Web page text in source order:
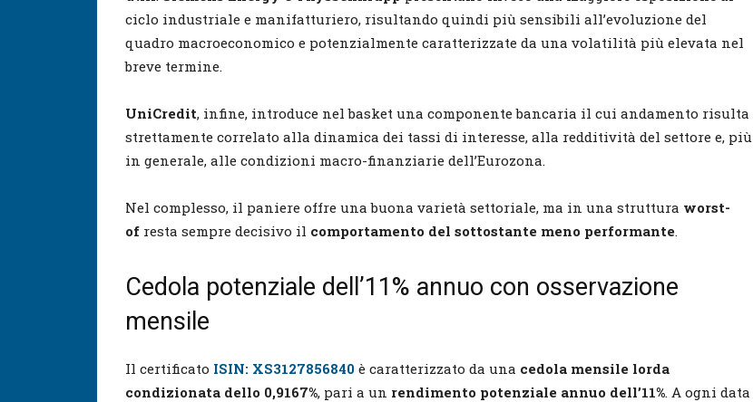
ciclo industriale e manifatturiero, risultando quindi più sensibili all’evoluzione del
quadro macroeconomico e potenzialmente caratterizzate da una volatilità più elevata nel
breve termine.
UniCredit, infine, introduce nel basket una componente bancaria il cui andamento risulta
strettamente correlato alla dinamica dei tassi di interesse, alla redditività del settore e, più
in generale, alle condizioni macro-finanziarie dell’Eurozona.
Nel complesso, il paniere offre una buona varietà settoriale, ma in una struttura worst-
of resta sempre decisivo il comportamento del sottostante meno performante.
Cedola potenziale dell’11% annuo con osservazione
mensile
Il certificato ISIN: XS3127856840 è caratterizzato da una cedola mensile lorda
condizionata dello 0,9167%, pari a un rendimento potenziale annuo dell’11%. A ogni data